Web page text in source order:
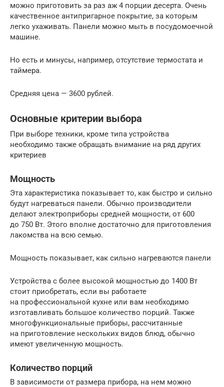
можно приготовить за раз аж 4 порции десерта. Очень
качественное антипригарное покрытие, за которым
легко ухаживать. Панели можно мыть в посудомоечной
машине.
Но есть и минусы, например, отсутствие термостата и
таймера.
Средняя цена — 3600 рублей.
Основные критерии выбора
При выборе техники, кроме типа устройства
необходимо также обращать внимание на ряд других
критериев
Мощность
Эта характеристика показывает то, как быстро и сильно
будут нагреваться панели. Обычно производители
делают электроприборы средней мощности, от 600
до 750 Вт. Этого вполне достаточно для приготовления
лакомства на всю семью.
Мощность показывает, как сильно нагреваются панели
Устройства с более высокой мощностью до 1400 Вт
стоит приобретать, если вы работаете
на профессиональной кухне или вам необходимо
изготавливать большое количество порций. Также
многофункциональные приборы, рассчитанные
на приготовление нескольких видов блюд, обычно
имеют увеличенную мощность.
Количество порций
В зависимости от размера прибора, на нем можно